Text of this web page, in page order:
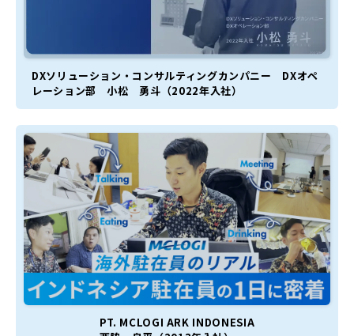
DXソリューション・コンサルティングカンパニー DXオペ
レーション部 小松 勇斗（2022年入社）
PT. MCLOGI ARK INDONESIA